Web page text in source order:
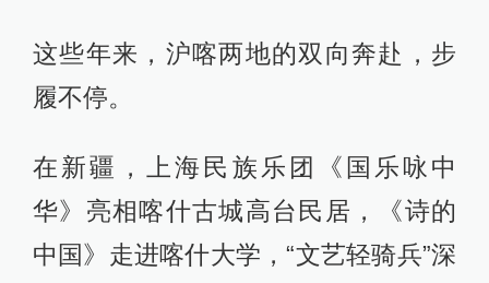
这些年来，沪喀两地的双向奔赴，步
履不停。
在新疆，上海民族乐团《国乐咏中
华》亮相喀什古城高台民居，《诗的
中国》走进喀什大学，“文艺轻骑兵”深